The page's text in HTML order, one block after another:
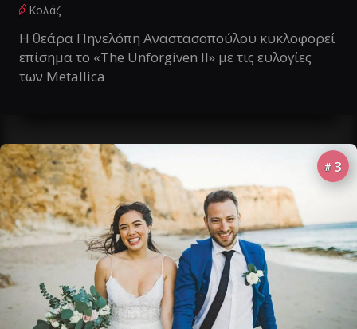
Κολάζ
Η θεάρα Πηνελόπη Αναστασοπούλου κυκλοφορεί
επίσημα το «The Unforgiven II» με τις ευλογίες
των Metallica
# 3